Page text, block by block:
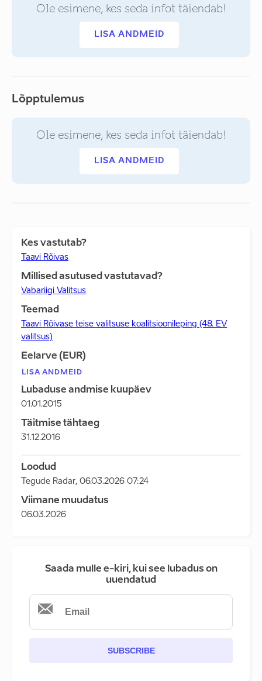
Ole esimene, kes seda infot täiendab!
LISA ANDMEID
Lõpptulemus
Ole esimene, kes seda infot täiendab!
LISA ANDMEID
Kes vastutab?
Taavi Rõivas
Millised asutused vastutavad?
Vabariigi Valitsus
Teemad
Taavi Rõivase teise valitsuse koalitsioonileping (48. EV
valitsus)
Eelarve (EUR)
LISA ANDMEID
Lubaduse andmise kuupäev
01.01.2015
Täitmise tähtaeg
31.12.2016
Loodud
Tegude Radar, 06.03.2026 07:24
Viimane muudatus
06.03.2026
Saada mulle e-kiri, kui see lubadus on
uuendatud
SUBSCRIBE